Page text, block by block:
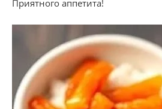
Приятного аппетита!